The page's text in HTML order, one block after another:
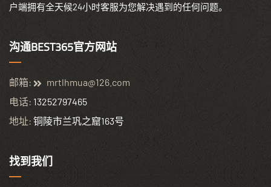
户端拥有全天候24小时客服为您解决遇到的任何问题。
沟通BEST365官方网站
邮箱:
mrtlhmua@126.com
电话: 13252797465
地址: 铜陵市兰巩之窟163号
找到我们